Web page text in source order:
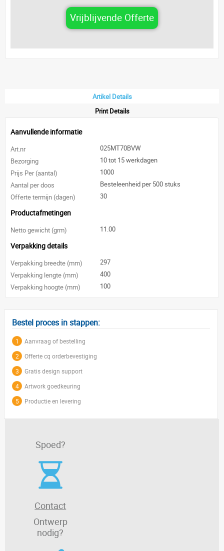
Vrijblijvende Offerte
Artikel Details
Print Details
Aanvullende informatie
Art.nr
025MT70BVW
Bezorging
10 tot 15 werkdagen
Prijs Per (aantal)
1000
Aantal per doos
Besteleenheid per 500 stuks
Offerte termijn (dagen)
30
Productafmetingen
Netto gewicht (grm) 11.00
Verpakking details
Verpakking breedte (mm)
297
Verpakking lengte (mm)
400
Verpakking hoogte (mm)
100
Bestel proces in stappen:
1
Aanvraag of bestelling
2
Offerte cq orderbevestiging
3
Gratis design support
4
Artwork goedkeuring
5
Productie en levering
Spoed?
Contact
Ontwerp
nodig?